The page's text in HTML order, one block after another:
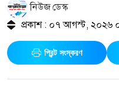
নিউজ ডেস্ক
প্রকাশ : ০৭ আগস্ট, ২০২৬
প্রিন্ট সংস্করণ